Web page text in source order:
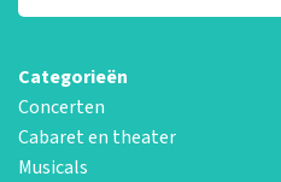
Categorieën
Concerten
Cabaret en theater
Musicals